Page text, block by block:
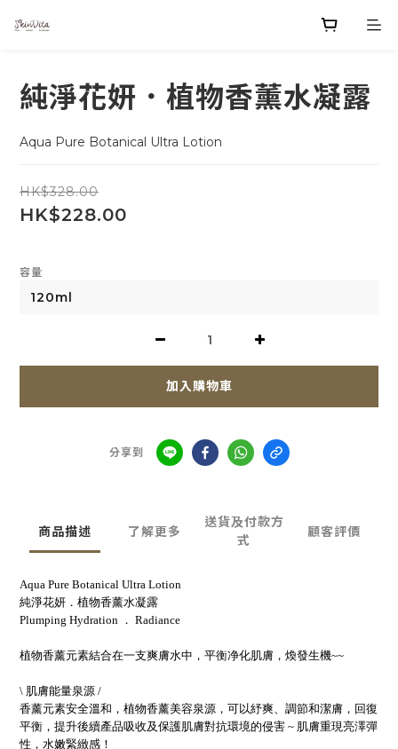
純淨花妍．植物香薰水凝露
Aqua Pure Botanical Ultra Lotion
HK$328.00
HK$228.00
容量
加入購物車
分享到
商品描述 了解更多
送貨及付款方
式
顧客評價
Aqua Pure Botanical Ultra Lotion​
純淨花妍．植物香薰水凝露
Plumping Hydration ． Radiance​
植物香薰元素結合在一支爽膚水中，平衡净化肌膚，煥發生機~~
\ 肌膚能量泉源 /​
香薰元素安全溫和，植物香薰美容泉源，可以紓爽、調節和潔膚，回復
平衡，提升後續產品吸收及保護肌膚對抗環境的侵害 ~ 肌膚重現亮澤彈
性，水嫩緊緻感！​